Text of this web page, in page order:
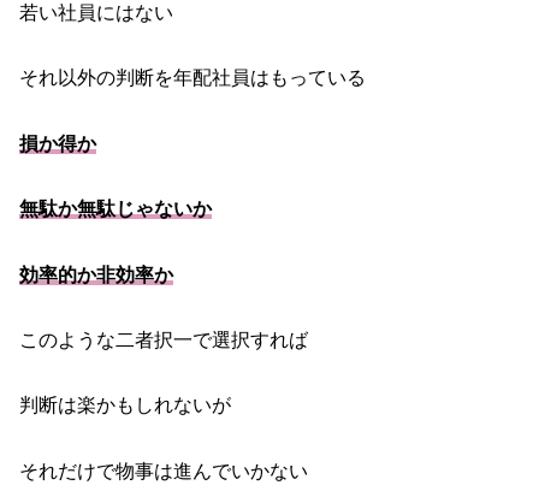
若い社員にはない
それ以外の判断を年配社員はもっている
損か得か
無駄か無駄じゃないか
効率的か非効率か
このような二者択一で選択すれば
判断は楽かもしれないが
それだけで物事は進んでいかない